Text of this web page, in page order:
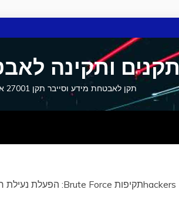
תקנים ותקינה
תקן לאבטחת מידע וסייבר תקן 27001 איזו 27001 , תקנים ותקינה לאבטחת מידע לעסקים וסייבר
hackersתקיפות Brute Force: הפעלת נעילת חשבון